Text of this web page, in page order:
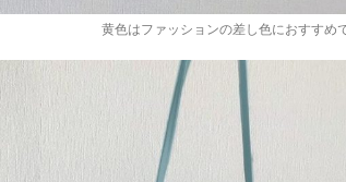
黄色はファッションの差し色におすすめで